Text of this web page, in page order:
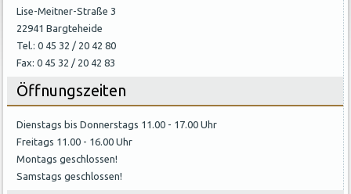
Lise-Meitner-Straße 3
22941 Bargteheide
Tel.: 0 45 32 / 20 42 80
Fax: 0 45 32 / 20 42 83
Öffnungszeiten
Dienstags bis Donnerstags 11.00 - 17.00 Uhr
Freitags 11.00 - 16.00 Uhr
Montags geschlossen!
Samstags geschlossen!